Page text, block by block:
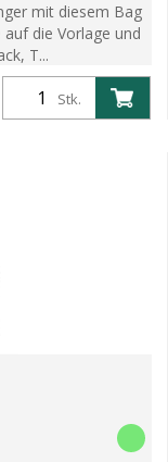
mit diesem Bag
die Vorlage und
T...
Stk.